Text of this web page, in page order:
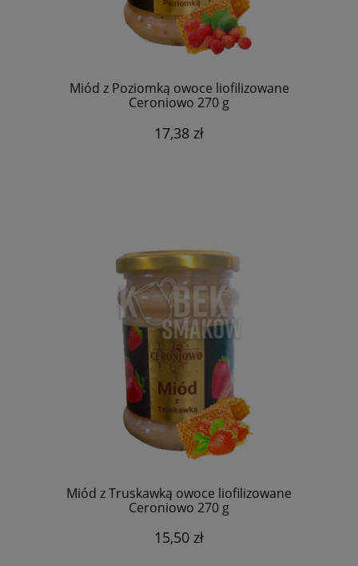
Miód z Poziomką owoce liofilizowane
Ceroniowo 270 g
17,38 zł
Miód z Truskawką owoce liofilizowane
Ceroniowo 270 g
15,50 zł